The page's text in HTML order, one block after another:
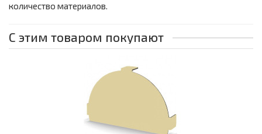
количество материалов.
С этим товаром покупают